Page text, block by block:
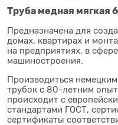
Труба медная мягкая
Предназначена для
домах, квартирах и
на предприятиях, в
машиностроения.
Производиться
трубок с 80-летним
происходит с
стандартами ГОСТ,
сертификаты